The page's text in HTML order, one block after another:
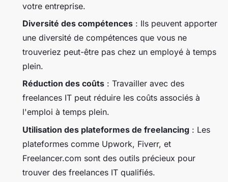
votre entreprise.
Diversité des compétences : Ils peuvent apporter
une diversité de compétences que vous ne
trouveriez peut-être pas chez un employé à temps
plein.
Réduction des coûts : Travailler avec des
freelances IT peut réduire les coûts associés à
l'emploi à temps plein.
Utilisation des plateformes de freelancing : Les
plateformes comme Upwork, Fiverr, et
Freelancer.com sont des outils précieux pour
trouver des freelances IT qualifiés.